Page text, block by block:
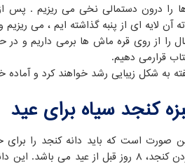
درون دستمالی نخی می ریزیم . پس
آن لایه ای از پنبه گذاشته ایم ، می
را از روی قره ماش ها برمی داریم و
قرارمی دهیم.
کنجد سیاه برای عید
جهت جوانه زدن کنجد، 8 روز قبل از